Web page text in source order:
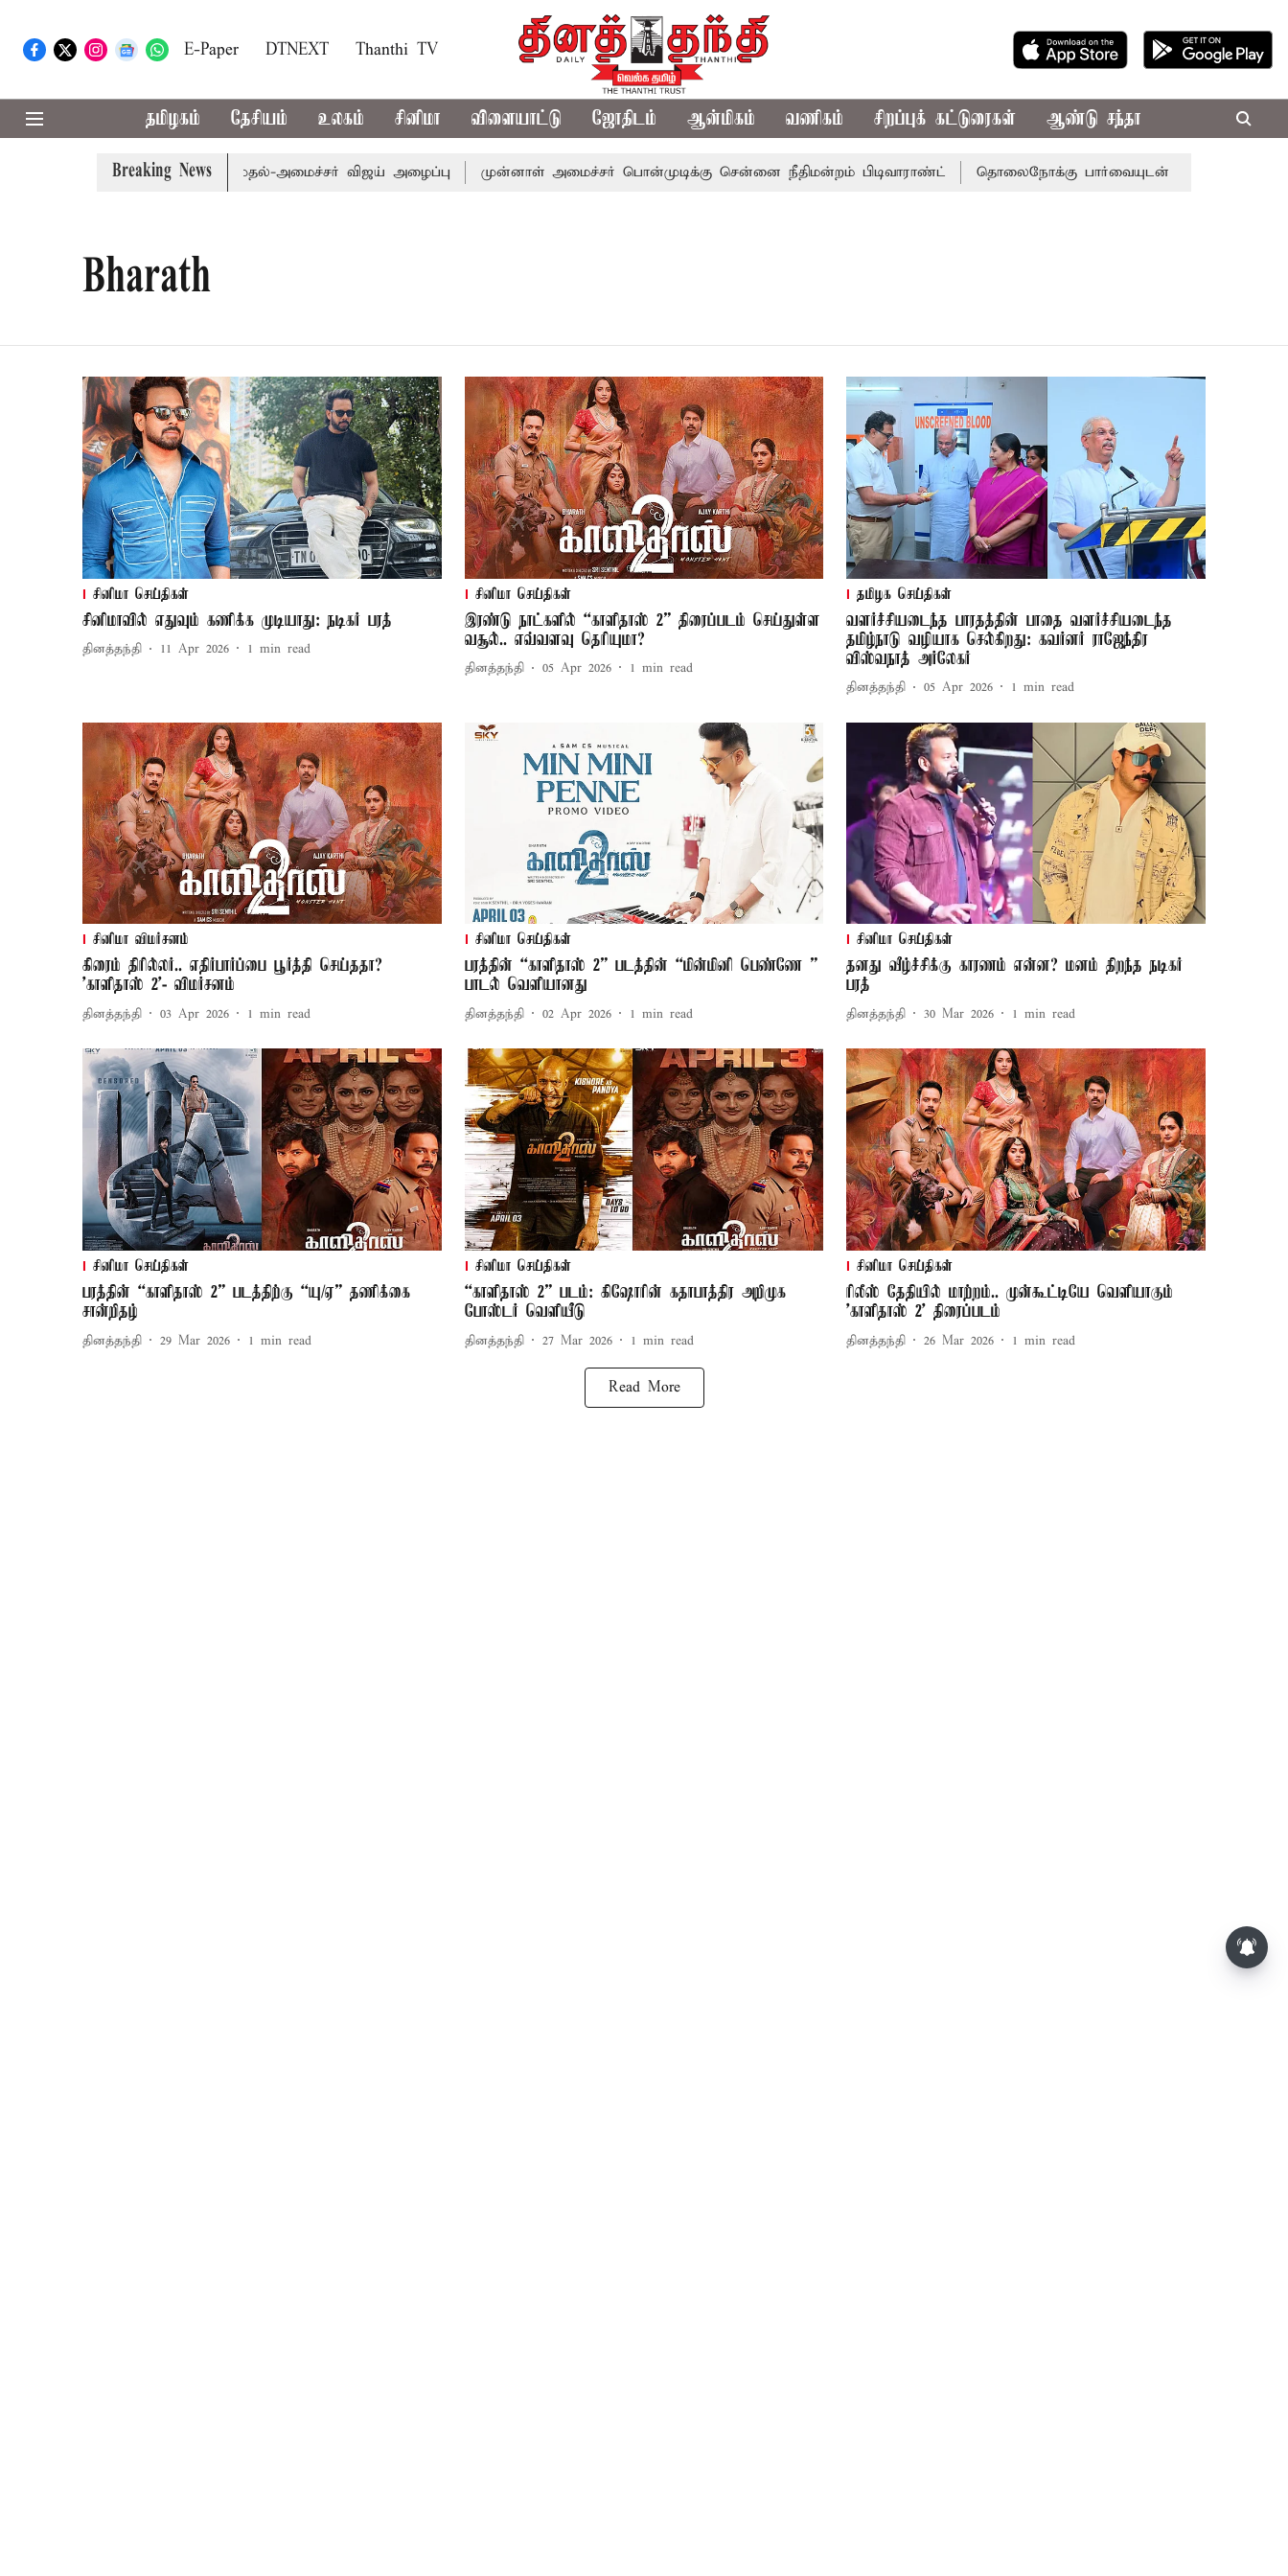
E-Paper DTNEXT Thanthi TV
தமிழகம் தேசியம் உலகம் சினிமா விளையாட்டு ஜோதிடம் ஆன்மிகம் வணிகம் சிறப்புக் கட்டுரைகள் ஆண்டு சந்தா
Breaking News
எம்.பி.க்கள் கூட்டத்துக்கு முதல்-அமைச்சர் விஜய் அழைப்பு முன்னாள் அமைச்சர் பொன்முடிக்கு சென்னை நீதிமன்றம் பிடிவாராண்ட் தொலைநோக்கு பார்வையுடன் கூடிய வேளாண்
Bharath
சினிமா செய்திகள்
சினிமாவில் எதுவும் கணிக்க முடியாது: நடிகர் பரத்
தினத்தந்தி 11 Apr 2026 1 min read
சினிமா செய்திகள்
இரண்டு நாட்களில் “காளிதாஸ் 2” திரைப்படம் செய்துள்ள
வசூல்.. எவ்வளவு தெரியுமா?
தினத்தந்தி 05 Apr 2026 1 min read
தமிழக செய்திகள்
வளர்ச்சியடைந்த பாரதத்தின் பாதை வளர்ச்சியடைந்த
தமிழ்நாடு வழியாக செல்கிறது: கவர்னர் ராஜேந்திர
விஸ்வநாத் அர்லேகர்
தினத்தந்தி 05 Apr 2026 1 min read
சினிமா விமர்சனம்
கிரைம் திரில்லர்.. எதிர்பார்ப்பை பூர்த்தி செய்ததா?
'காளிதாஸ் 2'- விமர்சனம்
தினத்தந்தி 03 Apr 2026 1 min read
சினிமா செய்திகள்
பரத்தின் “காளிதாஸ் 2” படத்தின் “மின்மினி பெண்ணே ”
பாடல் வெளியானது
தினத்தந்தி 02 Apr 2026 1 min read
சினிமா செய்திகள்
தனது வீழ்ச்சிக்கு காரணம் என்ன? மனம் திறந்த நடிகர்
பரத்
தினத்தந்தி 30 Mar 2026 1 min read
சினிமா செய்திகள்
பரத்தின் “காளிதாஸ் 2” படத்திற்கு “யு/ஏ” தணிக்கை
சான்றிதழ்
தினத்தந்தி 29 Mar 2026 1 min read
சினிமா செய்திகள்
“காளிதாஸ் 2” படம்: கிஷோரின் கதாபாத்திர அறிமுக
போஸ்டர் வெளியீடு
தினத்தந்தி 27 Mar 2026 1 min read
சினிமா செய்திகள்
ரிலீஸ் தேதியில் மாற்றம்.. முன்கூட்டியே வெளியாகும்
'காளிதாஸ் 2' திரைப்படம்
தினத்தந்தி 26 Mar 2026 1 min read
Read More